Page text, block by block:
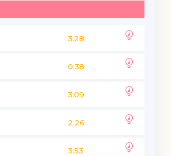
3:28
0:38
3:09
2:26
3:53